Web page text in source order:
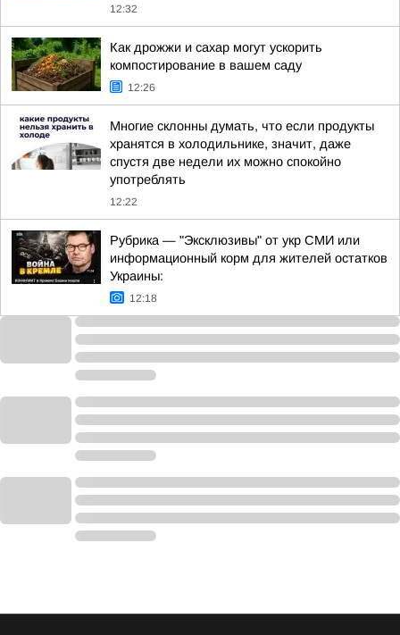
12:32
Как дрожжи и сахар могут ускорить
компостирование в вашем саду
12:26
Многие склонны думать, что если продукты
хранятся в холодильнике, значит, даже
спустя две недели их можно спокойно
употреблять
12:22
Рубрика — "Эксклюзивы" от укр СМИ или
информационный корм для жителей остатков
Украины:
12:18